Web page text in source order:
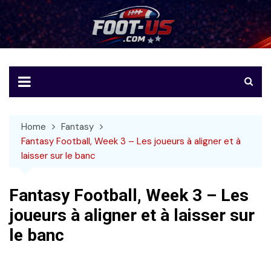
to
content
Foot-US
Le football américain en français
Home
Fantasy
Fantasy Football, Week 3 – Les joueurs à aligner et à
laisser sur le banc
Fantasy Football, Week 3 – Les
joueurs à aligner et à laisser sur
le banc